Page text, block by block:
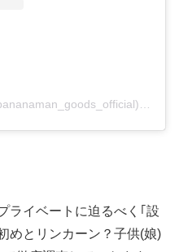
bananaman_goods_official(@bananaman_goods_official)がシェアした投稿
ライベートに迫るべく｢設
めとリンカーン？子供(娘)